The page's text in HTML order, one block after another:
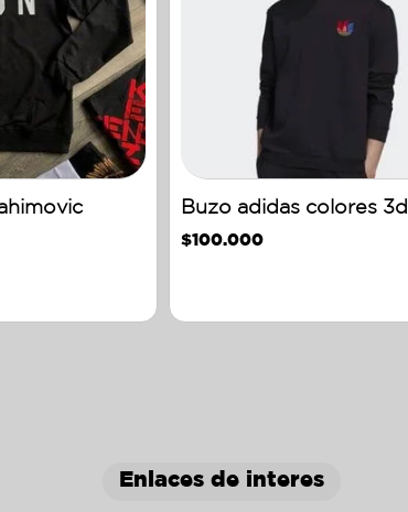
Buzo adidas colores 3d
$100.000
Enlaces de interes